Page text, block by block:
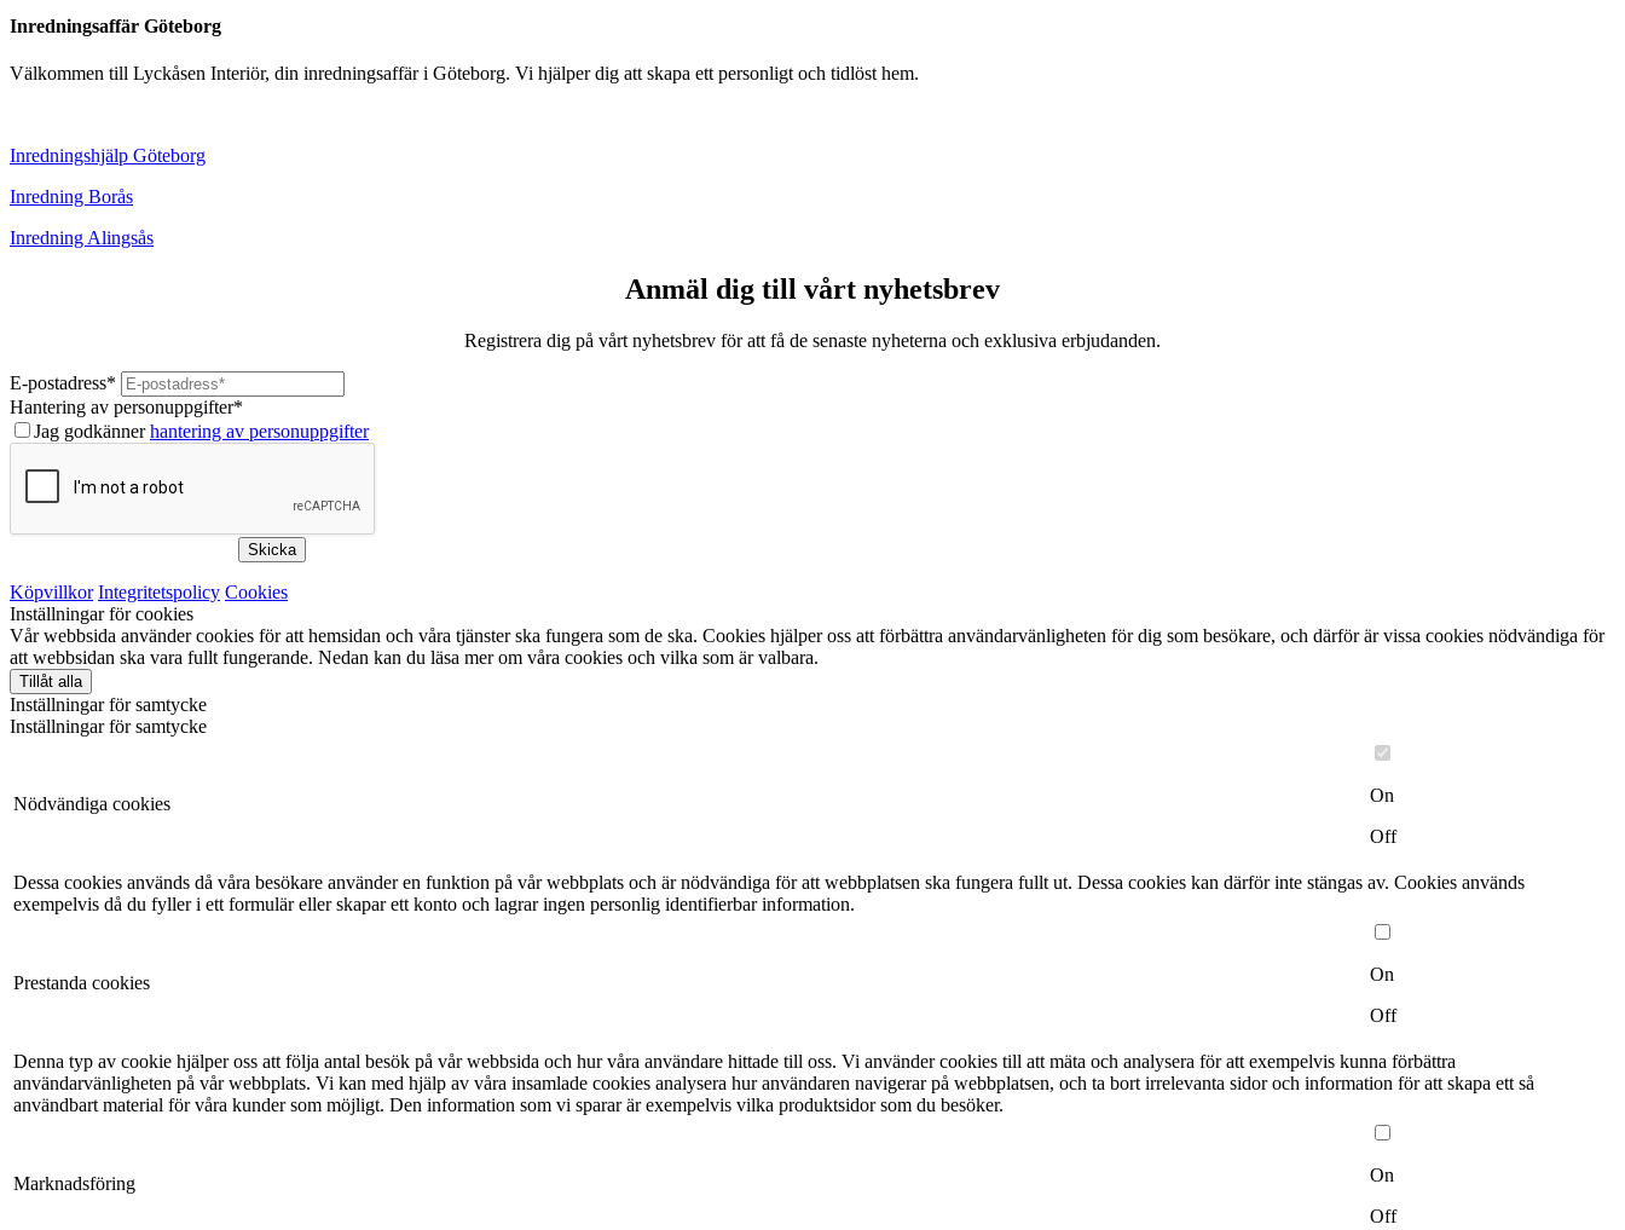
Inredningsaffär Göteborg
Välkommen till Lyckåsen Interiör, din inredningsaffär i Göteborg. Vi hjälper dig att skapa ett personligt och tidlöst hem.
Inredningshjälp Göteborg
Inredning Borås
Inredning Alingsås
Anmäl dig till vårt nyhetsbrev
Registrera dig på vårt nyhetsbrev för att få de senaste nyheterna och exklusiva erbjudanden.
E-postadress*
Hantering av personuppgifter*
Jag godkännerhantering av personuppgifter
Skicka
Köpvillkor Integritetspolicy Cookies
Inställningar för cookies
Vår webbsida använder cookies för att hemsidan och våra tjänster ska fungera som de ska. Cookies hjälper oss att förbättra användarvänligheten för dig som besökare, och därför är vissa cookies nödvändiga för
att webbsidan ska vara fullt fungerande. Nedan kan du läsa mer om våra cookies och vilka som är valbara.
Tillåt alla
Inställningar för samtycke
Inställningar för samtycke
Nödvändiga cookies
On
Off
Dessa cookies används då våra besökare använder en funktion på vår webbplats och är nödvändiga för att webbplatsen ska fungera fullt ut. Dessa cookies kan därför inte stängas av. Cookies används
exempelvis då du fyller i ett formulär eller skapar ett konto och lagrar ingen personlig identifierbar information.
Prestanda cookies
On
Off
Denna typ av cookie hjälper oss att följa antal besök på vår webbsida och hur våra användare hittade till oss. Vi använder cookies till att mäta och analysera för att exempelvis kunna förbättra
användarvänligheten på vår webbplats. Vi kan med hjälp av våra insamlade cookies analysera hur användaren navigerar på webbplatsen, och ta bort irrelevanta sidor och information för att skapa ett så
användbart material för våra kunder som möjligt. Den information som vi sparar är exempelvis vilka produktsidor som du besöker.
Marknadsföring
On
Off